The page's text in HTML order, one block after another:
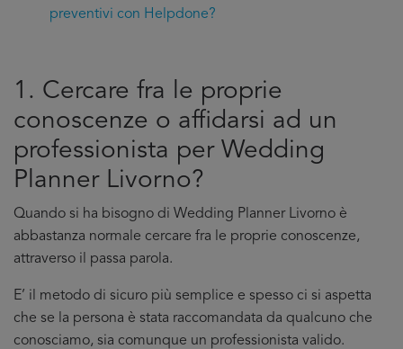
preventivi con Helpdone?
1. Cercare fra le proprie
conoscenze o affidarsi ad un
professionista per Wedding
Planner Livorno?
Quando si ha bisogno di Wedding Planner Livorno è
abbastanza normale cercare fra le proprie conoscenze,
attraverso il passa parola.
E’ il metodo di sicuro più semplice e spesso ci si aspetta
che se la persona è stata raccomandata da qualcuno che
conosciamo, sia comunque un professionista valido.